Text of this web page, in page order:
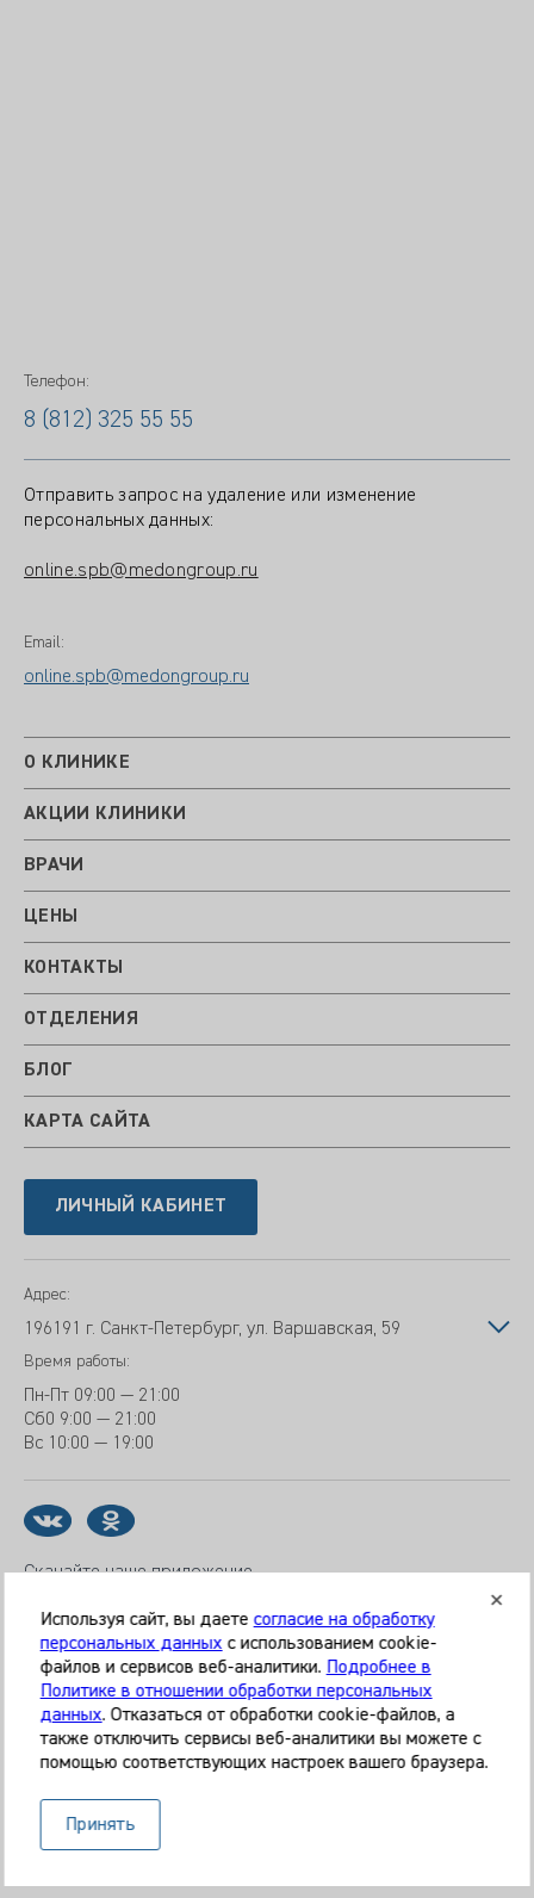
Телефон:
8 (812) 325 55 55
Отправить запрос на удаление или изменение
персональных данных:
online.spb@medongroup.ru
Email:
online.spb@medongroup.ru
О КЛИНИКЕ
АКЦИИ КЛИНИКИ
ВРАЧИ
ЦЕНЫ
КОНТАКТЫ
ОТДЕЛЕНИЯ
БЛОГ
КАРТА САЙТА
ЛИЧНЫЙ КАБИНЕТ
Адрес:
196191 г. Санкт-Петербург, ул. Варшавская, 59
Время работы:
Пн-Пт 09:00 — 21:00
Сб0 9:00 — 21:00
Вс 10:00 — 19:00
Скачайте наше приложение
© 2026 Клиника «МЕДИКАЛ ОН ГРУП»
Все права защищены
Информация, представленная на сайте, является
постановки диагноза, назначения лечения. Необходима
очная консультация специалиста. Используя данный сайт,
вы даёте согласие на обработку ваших данных сервисом
Используя сайт, вы даете согласие на обработку
персональных данныхс использованием cookie-
файлов и сервисов веб-аналитики. Подробнее в
Политике в отношении обработки персональных
данных. Отказаться от обработки cookie-файлов, а
также отключить сервисы веб-аналитики вы можете с
помощью соответствующих настроек вашего браузера.
Принять